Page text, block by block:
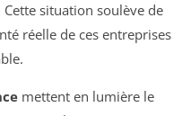
Cette situation soulève de
réelle de ces entreprises
mettent en lumière le